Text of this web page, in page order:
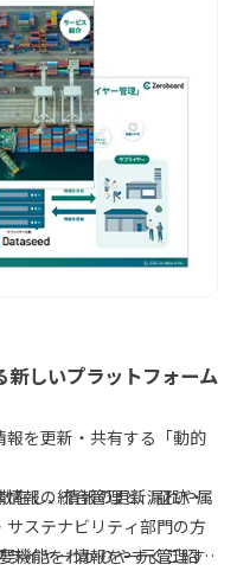
しいプラットフォーム
を更新・共有する「動的
報の統合管理と、証跡・
イヤー情報を一元管理す
在し、情報の更新漏れや属
ステナビリティ部門の方
機能をわかりやすくご紹介